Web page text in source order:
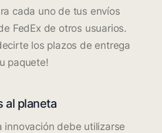
cada uno de tus envíos
FedEx de otros usuarios.
los plazos de entrega
paquete!
al planeta
innovación debe utilizarse